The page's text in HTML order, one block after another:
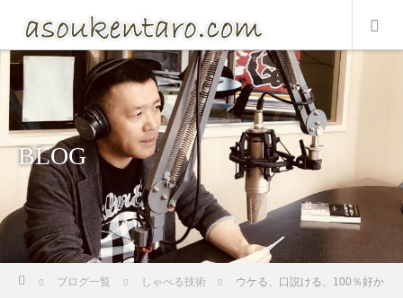
BLOG
ブログ一覧 しゃべる技術
ウケる、口説ける、100％好か